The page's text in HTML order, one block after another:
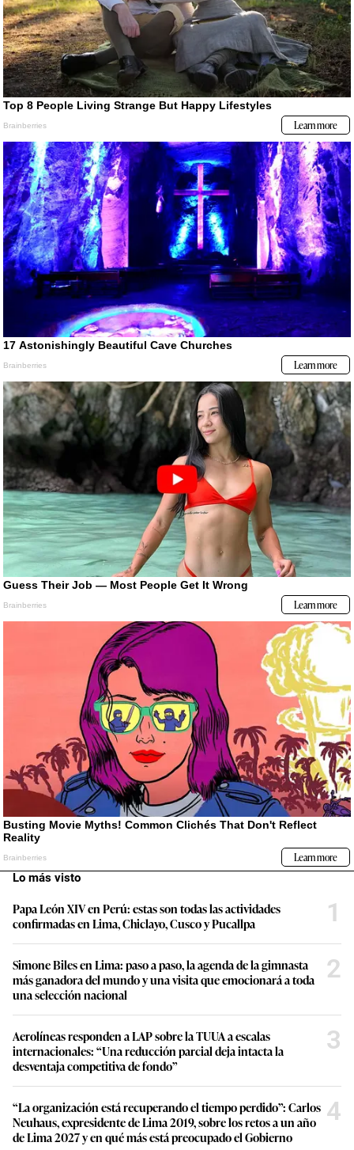
Lo más visto
Papa León XIV en Perú: estas son todas las actividades
confirmadas en Lima, Chiclayo, Cusco y Pucallpa
1
Simone Biles en Lima: paso a paso, la agenda de la gimnasta
más ganadora del mundo y una visita que emocionará a toda
una selección nacional
2
Aerolíneas responden a LAP sobre la TUUA a escalas
internacionales: “Una reducción parcial deja intacta la
desventaja competitiva de fondo”
3
“La organización está recuperando el tiempo perdido”: Carlos
Neuhaus, expresidente de Lima 2019, sobre los retos a un año
de Lima 2027 y en qué más está preocupado el Gobierno
4